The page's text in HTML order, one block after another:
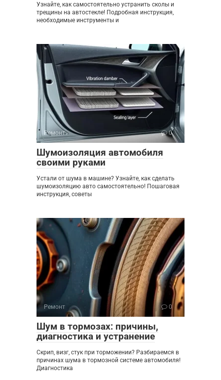
Узнайте, как самостоятельно устранить сколы и
трещины на автостекле! Подробная инструкция,
необходимые инструменты и
Ремонт 0
Шумоизоляция автомобиля
своими руками
Устали от шума в машине? Узнайте, как сделать
шумоизоляцию авто самостоятельно! Пошаговая
инструкция, советы
Ремонт 0
Шум в тормозах: причины,
диагностика и устранение
Скрип, визг, стук при торможении? Разбираемся в
причинах шума в тормозной системе автомобиля!
Диагностика